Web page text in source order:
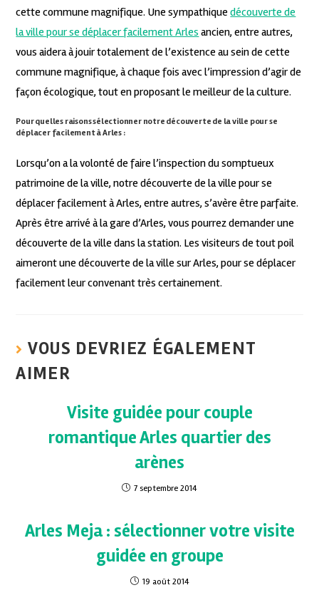
cette commune magnifique. Une sympathiquedécouverte de
la ville pour se déplacer facilement Arles ancien, entre autres,
vous aidera à jouir totalement de l’existence au sein de cette
commune magnifique, à chaque fois avec l’impression d’agir de
façon écologique, tout en proposant le meilleur de la culture.
Pour quelles raisons sélectionner notre découverte de la ville pour se
déplacer facilement à Arles :
Lorsqu’on a la volonté de faire l’inspection du somptueux
patrimoine de la ville, notre découverte de la ville pour se
déplacer facilement à Arles, entre autres, s’avère être parfaite.
Après être arrivé à la gare d’Arles, vous pourrez demander une
découverte de la ville dans la station. Les visiteurs de tout poil
aimeront une découverte de la ville sur Arles, pour se déplacer
facilement leur convenant très certainement.
VOUS DEVRIEZ ÉGALEMENT
AIMER
Visite guidée pour couple
romantique Arles quartier des
arènes
7 septembre 2014
Arles Meja : sélectionner votre visite
guidée en groupe
19 août 2014